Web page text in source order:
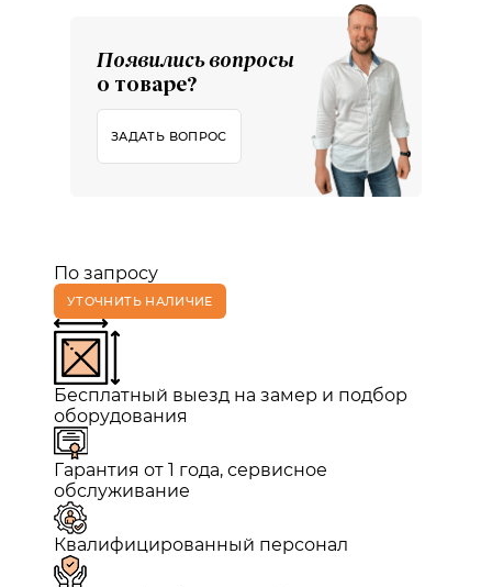
Появились вопросы
о товаре?
ЗАДАТЬ ВОПРОС
По запросу
УТОЧНИТЬ НАЛИЧИЕ
Бесплатный выезд на замер и подбор
оборудования
Гарантия от 1 года, сервисное
обслуживание
Квалифицированный персонал